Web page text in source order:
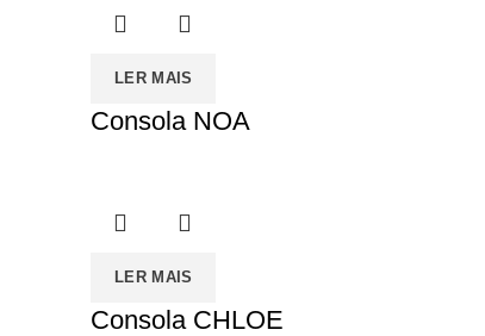
LER MAIS
Consola NOA
LER MAIS
Consola CHLOE